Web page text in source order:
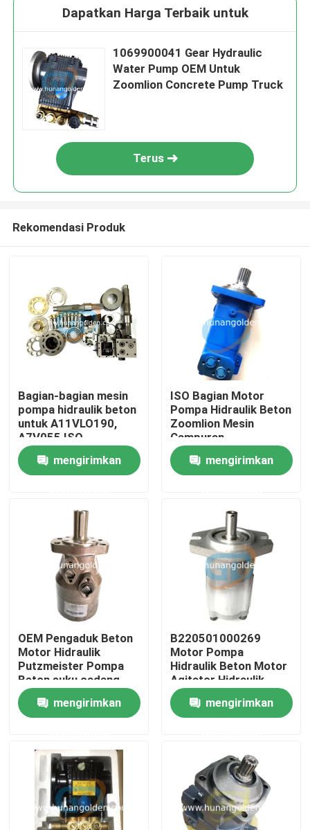
Rumah
Produk
Tentang kami
Tur Pabrik
Kontrol kualitas
Hubungi kami
Berita
Suku Cadang Pompa Beton
Pipa Pengiriman Pompa Beton
Dapatkan Harga Terbaik untuk
1069900041 Gear Hydraulic
Water Pump OEM Untuk
Zoomlion Concrete Pump Truck
Terus
Rekomendasi Produk
Bagian-bagian mesin
pompa hidraulik beton
untuk A11VLO190,
A7V055 ISO
mengirimkan
ISO Bagian Motor
Pompa Hidraulik Beton
Zoomlion Mesin
Campuran
mengirimkan
OEM Pengaduk Beton
Motor Hidraulik
Putzmeister Pompa
Beton suku cadang
mengirimkan
B220501000269
Motor Pompa
Hidraulik Beton Motor
Agitator Hidraulik
Custom
mengirimkan